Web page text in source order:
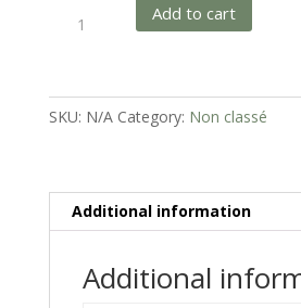
Add to cart
SKU: N/A Category: Non classé
Additional information
Additional